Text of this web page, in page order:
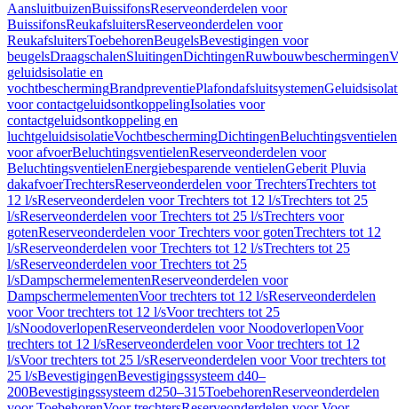
AansluitbuizenBuissifonsReserveonderdelen voor
BuissifonsReukafsluitersReserveonderdelen voor
ReukafsluitersToebehorenBeugelsBevestigingen voor
beugelsDraagschalenSluitingenDichtingenRuwbouwbeschermingen
geluidsisolatie en
vochtbeschermingBrandpreventiePlafondafsluitsystemen
voor contactgeluidsontkoppelingIsolaties voor
contactgeluidsontkoppeling en
luchtgeluidsisolatieVochtbeschermingDichtingenBeluchtingsventielen
voor afvoerBeluchtingsventielenReserveonderdelen voor
BeluchtingsventielenEnergiebesparende ventielenGeberit Pluvia
dakafvoerTrechtersReserveonderdelen voor TrechtersTrechters tot
12 l/sReserveonderdelen voor Trechters tot 12 l/sTrechters tot 25
l/sReserveonderdelen voor Trechters tot 25 l/sTrechters voor
gotenReserveonderdelen voor Trechters voor gotenTrechters tot 12
l/sReserveonderdelen voor Trechters tot 12 l/sTrechters tot 25
l/sReserveonderdelen voor Trechters tot 25
l/sDampschermelementenReserveonderdelen voor
DampschermelementenVoor trechters tot 12 l/sReserveonderdelen
voor Voor trechters tot 12 l/sVoor trechters tot 25
l/sNoodoverlopenReserveonderdelen voor NoodoverlopenVoor
trechters tot 12 l/sReserveonderdelen voor Voor trechters tot 12
l/sVoor trechters tot 25 l/sReserveonderdelen voor Voor trechters tot
25 l/sBevestigingenBevestigingssysteem d40–
200Bevestigingssysteem d250–315ToebehorenReserveonderdelen